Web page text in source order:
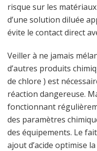
risque sur les
d’une solution diluée
évite le contact direct
Veiller à ne jamais
d’autres produits
de chlore ) est
réaction dangereuse.
fonctionnant
des paramètres
des équipements. Le
ajout d’acide optimise